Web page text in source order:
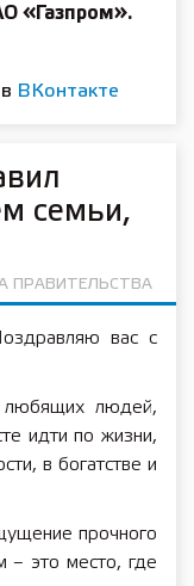
«Газпром».
ВКонтакте
семьи,
ПРАВИТЕЛЬСТВА
вас с
любящих людей,
идти по жизни,
в богатстве и
прочного
– это место, где